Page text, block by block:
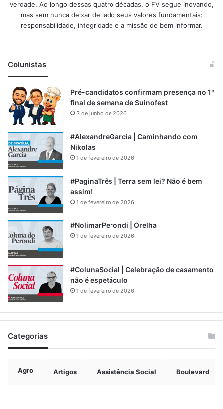
verdade. Ao longo dessas quatro décadas, o FV segue inovando,
mas sem nunca deixar de lado seus valores fundamentais:
responsabilidade, integridade e a missão de bem informar.​
Colunistas
Pré-candidatos confirmam presença no 1º
final de semana de Suinofest
3 de junho de 2026
#AlexandreGarcia | Caminhando com
Nikolas
1 de fevereiro de 2026
#PaginaTrês | Terra sem lei? Não é bem
assim!
1 de fevereiro de 2026
#NolimarPerondi | Orelha
1 de fevereiro de 2026
#ColunaSocial | Celebração de casamento
não é espetáculo
1 de fevereiro de 2026
Categorias
Agro Artigos Assistência Social Boulevard